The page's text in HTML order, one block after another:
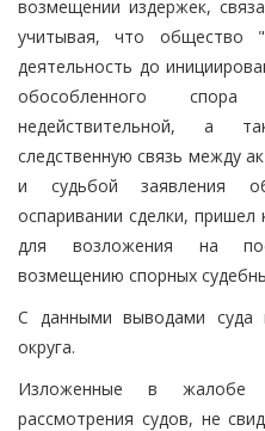
возмещении издержек,
учитывая, что общество
деятельность до
обособленного
недействительной, а
следственную связь между
и судьбой заявления
оспаривании сделки,
для возложения на
возмещению спорных
С данными выводами суда
округа.
Изложенные в жалобе
рассмотрения судов, не